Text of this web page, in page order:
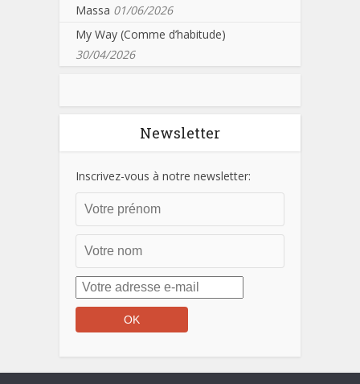
Massa 01/06/2026
My Way (Comme d’habitude)
30/04/2026
Newsletter
Inscrivez-vous à notre newsletter: